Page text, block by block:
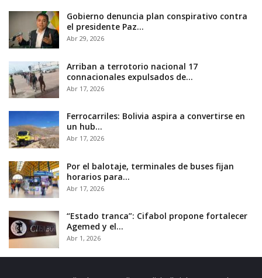
Gobierno denuncia plan conspirativo contra
el presidente Paz…
Abr 29, 2026
Arriban a terrotorio nacional 17
connacionales expulsados de…
Abr 17, 2026
Ferrocarriles: Bolivia aspira a convertirse en
un hub…
Abr 17, 2026
Por el balotaje, terminales de buses fijan
horarios para…
Abr 17, 2026
“Estado tranca”: Cifabol propone fortalecer
Agemed y el…
Abr 1, 2026